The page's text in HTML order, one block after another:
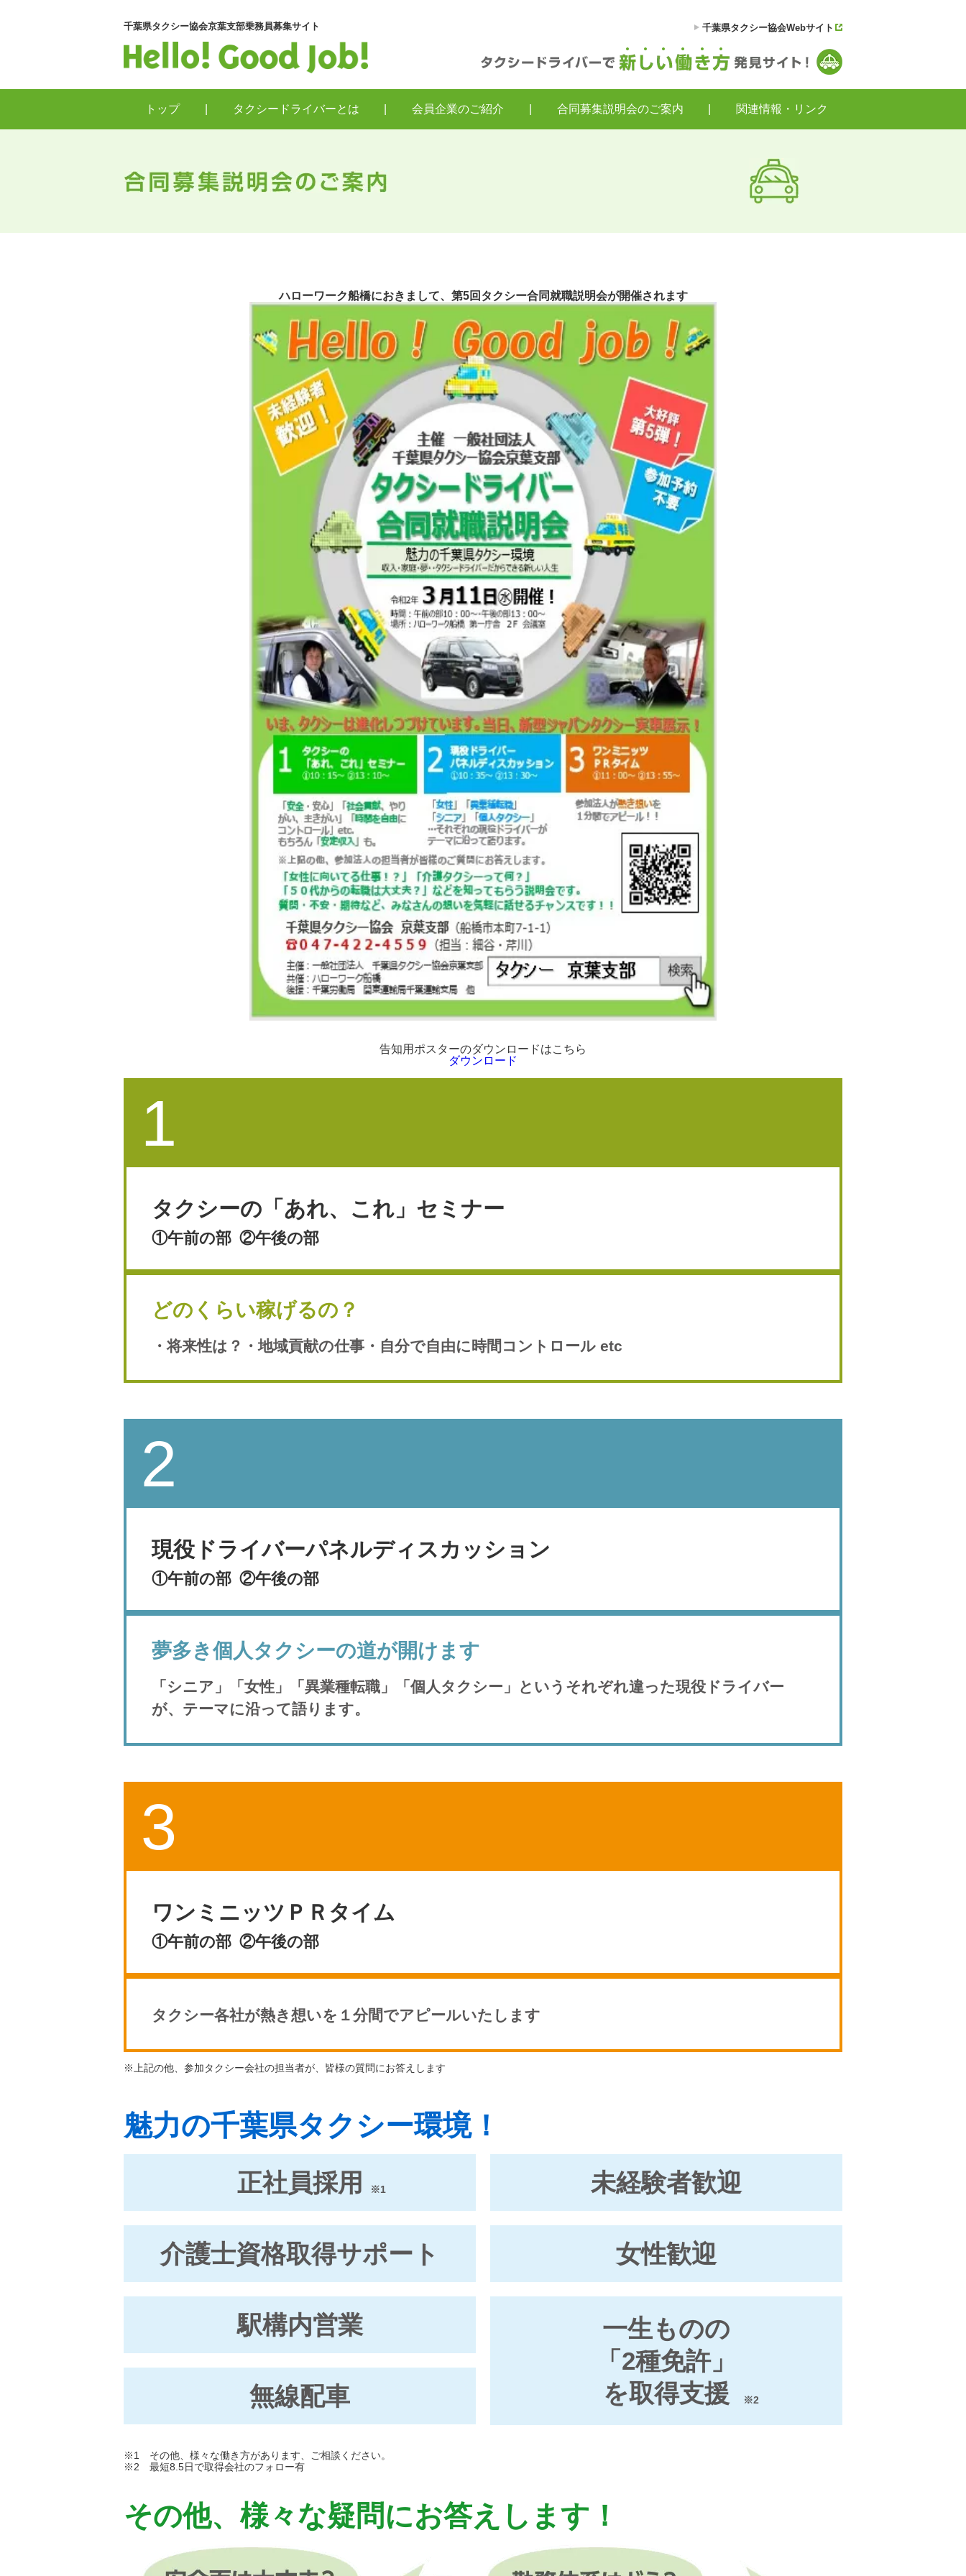
千葉県タクシー協会京葉支部乗務員募集サイト 千葉県タクシー協会Webサイト
トップ タクシードライバーとは 会員企業のご紹介 合同募集説明会のご案内 関連情報・リンク
ハローワーク船橋におきまして、第5回タクシー合同就職説明会が開催されます
告知用ポスターのダウンロードはこちら
ダウンロード
1
タクシーの「あれ、これ」セミナー
①午前の部 ②午後の部
どのくらい稼げるの？
・将来性は？・地域貢献の仕事・自分で自由に時間コントロール etc
2
現役ドライバーパネルディスカッション
①午前の部 ②午後の部
夢多き個人タクシーの道が開けます
「シニア」「女性」「異業種転職」「個人タクシー」というそれぞれ違った現役ドライバー
が、テーマに沿って語ります。
3
ワンミニッツＰＲタイム
①午前の部 ②午後の部
タクシー各社が熱き想いを１分間でアピールいたします
※上記の他、参加タクシー会社の担当者が、皆様の質問にお答えします
魅力の千葉県タクシー環境！
正社員採用 ※1 未経験者歓迎
介護士資格取得サポート 女性歓迎
駅構内営業
一生ものの
「2種免許」
を取得支援
※2
無線配車
※1 その他、様々な働き方があります、ご相談ください。
※2 最短8.5日で取得会社のフォロー有
その他、様々な疑問にお答えします！